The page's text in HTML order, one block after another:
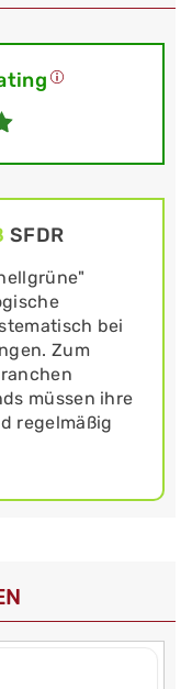
SFDR
bei
Zum
müssen ihre
regelmäßig